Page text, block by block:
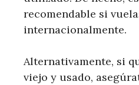
recomendable si
internacionalmente.
Alternativamente, si
viejo y usado,